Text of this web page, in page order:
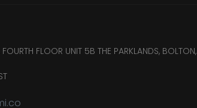
FLOOR UNIT 5B THE PARKLANDS, BOLTON,